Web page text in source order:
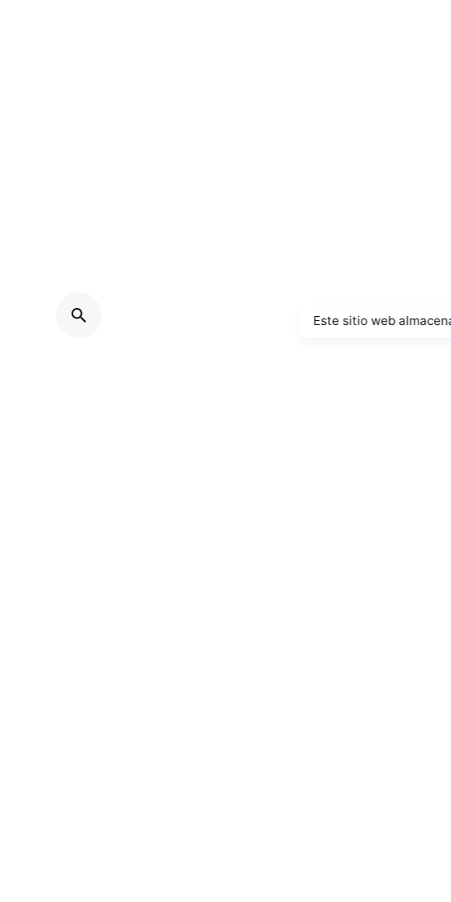
© 2024.Versión 4.3 . Todos los derechos reservados
Este sitio web